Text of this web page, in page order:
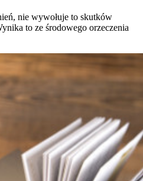
nie wywołuje to skutków
to ze środowego orzeczenia